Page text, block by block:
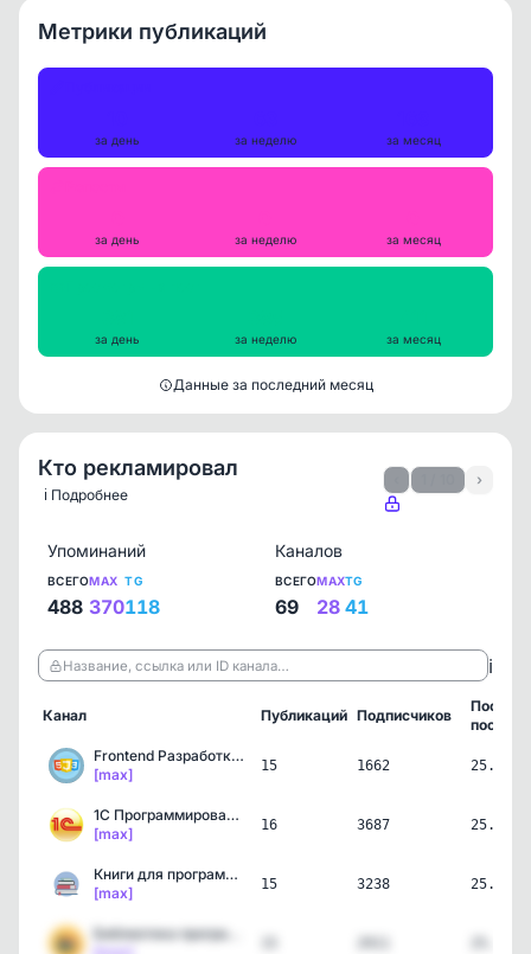
Метрики публикаций
за день за неделю за месяц
за день за неделю за месяц
за день за неделю за месяц
Данные за последний месяц
Кто рекламировал
ℹ️ Подробнее
›
Упоминаний
ВСЕГО
488
MAX
370
TG
118
Каналов
ВСЕГО
69
MAX
28
TG
41
Название, ссылка или ID канала… ℹ️
Канал Публикаций Подписчиков
пост
Frontend Разработка | Ja…
[max]
15 1662
1С Программирование | 1C…
[max]
16 3687
Книги для программистов
[max]
15 3238